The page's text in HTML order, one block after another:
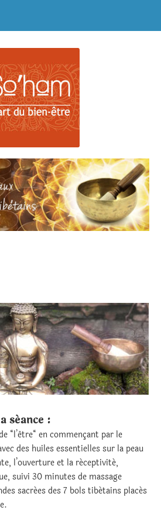
séance :
“l’être“ en commençant par le
des huiles essentielles sur la peau
l’ouverture et la réceptivité,
suivi 30 minutes de massage
sacrées des 7 bols tibétains placés